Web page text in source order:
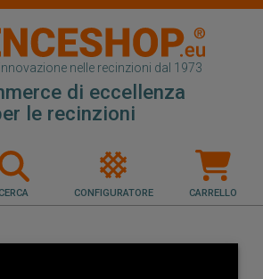
nelle recinzioni dal 1973
di eccellenza
le recinzioni
CERCA CONFIGURATORE CARRELLO